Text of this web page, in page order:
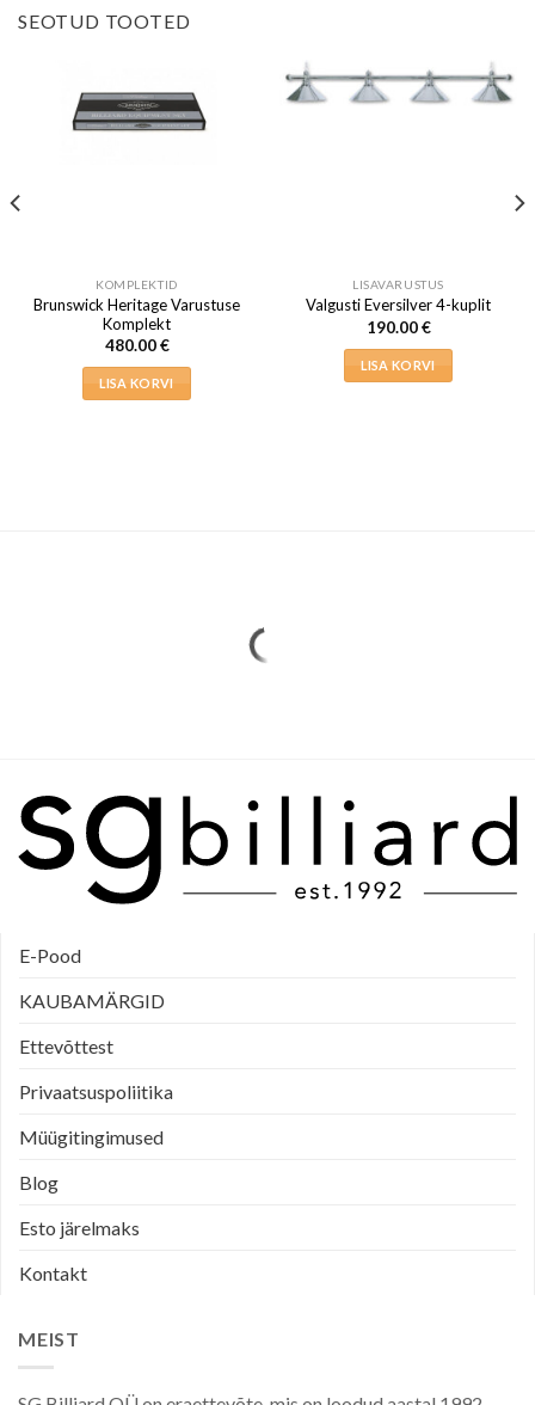
SEOTUD TOOTED
KOMPLEKTID
Brunswick Heritage Varustuse
Komplekt
480.00€
LISA KORVI
LISAVARUSTUS
Valgusti Eversilver 4-kuplit
190.00€
LISA KORVI
E-Pood
KAUBAMÄRGID
Ettevõttest
Privaatsuspoliitika
Müügitingimused
Blog
Esto järelmaks
Kontakt
MEIST